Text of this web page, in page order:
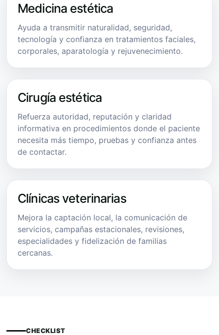
Medicina estética
Ayuda a transmitir naturalidad, seguridad,
tecnología y confianza en tratamientos faciales,
corporales, aparatología y rejuvenecimiento.
Cirugía estética
Refuerza autoridad, reputación y claridad
informativa en procedimientos donde el paciente
necesita más tiempo, pruebas y confianza antes
de contactar.
Clínicas veterinarias
Mejora la captación local, la comunicación de
servicios, campañas estacionales, revisiones,
especialidades y fidelización de familias
cercanas.
CHECKLIST